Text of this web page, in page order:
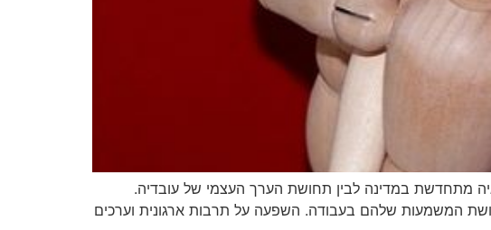
מתחדשת במדינה לבין תחושת הערך העצמי של עובדיה.
המשמעות שלהם בעבודה. השפעה על תרבות ארגונית וערכים